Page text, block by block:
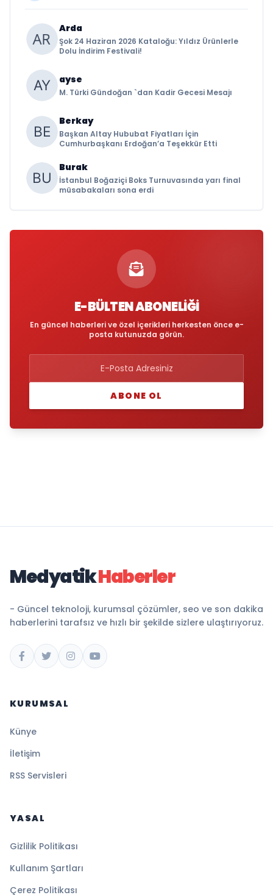
Arda
Şok 24 Haziran 2026 Kataloğu: Yıldız Ürünlerle
Dolu İndirim Festivali!
ayse
M. Türki Gündoğan `dan Kadir Gecesi Mesajı
Berkay
Başkan Altay Hububat Fiyatları İçin
Cumhurbaşkanı Erdoğan’a Teşekkür Etti
Burak
İstanbul Boğaziçi Boks Turnuvasında yarı final
müsabakaları sona erdi
E-BÜLTEN ABONELIĞI
En güncel haberleri ve özel içerikleri herkesten önce e-
posta kutunuzda görün.
ABONE OL
MedyatikHaberler
- Güncel teknoloji, kurumsal çözümler, seo ve son dakika
haberlerini tarafsız ve hızlı bir şekilde sizlere ulaştırıyoruz.
KURUMSAL
Künye
İletişim
RSS Servisleri
YASAL
Gizlilik Politikası
Kullanım Şartları
Çerez Politikası